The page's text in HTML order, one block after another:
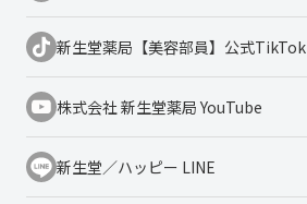
新生堂薬局【美容部員】公式TikTok
株式会社 新生堂薬局 YouTube
新生堂／ハッピー LINE